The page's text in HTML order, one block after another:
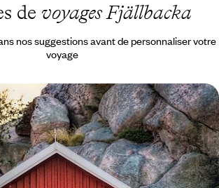
de voyages Fjällbacka
nos suggestions avant de personnaliser votre
voyage
saveur d’iode - Sur la côte ouest, une
Baltique par l'ouest au fil d'un road-trip vivifiant,
en retraites insulaires
2900